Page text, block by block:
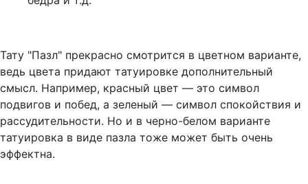
Тату "Пазл" прекрасно смотрится в цветном варианте,
ведь цвета придают татуировке дополнительный
смысл. Например, красный цвет — это символ
подвигов и побед, а зеленый — символ спокойствия и
рассудительности. Но и в черно-белом варианте
татуировка в виде пазла тоже может быть очень
эффектна.